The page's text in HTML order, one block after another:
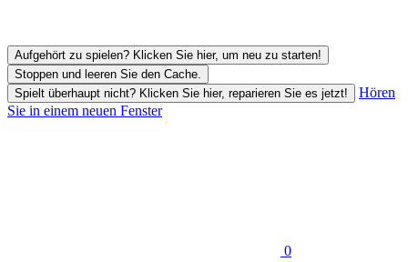
Aufgehört zu spielen? Klicken Sie hier, um neu zu starten!
Stoppen und leeren Sie den Cache.
Spielt überhaupt nicht? Klicken Sie hier, reparieren Sie es jetzt!
Hören
Sie in einem neuen Fenster
0